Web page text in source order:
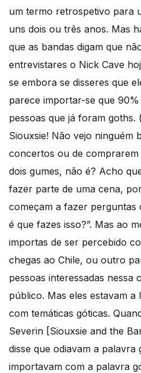
um termo retrospetivo para
uns dois ou três anos. Mas
que as bandas digam que
entrevistares o Nick Cave
se embora se disseres que
parece importar-se que
pessoas que já foram goths.
Siouxsie! Não vejo ninguém
concertos ou de comprarem
dois gumes, não é? Acho
fazer parte de uma cena,
começam a fazer perguntas
é que fazes isso?”. Mas ao
importas de ser percebido
chegas ao Chile, ou outro
pessoas interessadas
público. Mas eles estavam a
com temáticas góticas.
Severin [Siouxsie and the
disse que odiavam a palavra
importavam com a palavra